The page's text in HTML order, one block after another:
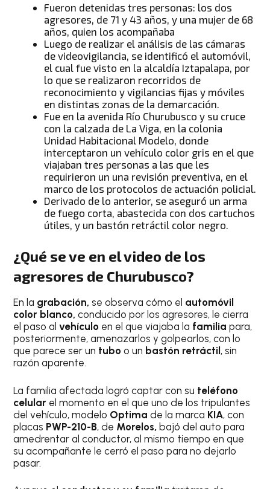
Fueron detenidas tres personas: los dos
agresores, de 71 y 43 años, y una mujer de 68
años, quien los acompañaba
Luego de realizar el análisis de las cámaras
de videovigilancia, se identificó el automóvil,
el cual fue visto en la alcaldía Iztapalapa, por
lo que se realizaron recorridos de
reconocimiento y vigilancias fijas y móviles
en distintas zonas de la demarcación.
Fue en la avenida Río Churubusco y su cruce
con la calzada de La Viga, en la colonia
Unidad Habitacional Modelo, donde
interceptaron un vehículo color gris en el que
viajaban tres personas a las que les
requirieron un una revisión preventiva, en el
marco de los protocolos de actuación policial.
Derivado de lo anterior, se aseguró un arma
de fuego corta, abastecida con dos cartuchos
útiles, y un bastón retráctil color negro.
¿Qué se ve en el video de los
agresores de Churubusco?
En la grabación,se observa cómo el automóvil
color blanco,conducido por los agresores, le cierra
el paso alvehículo en el que viajaba la familiapara,
posteriormente, amenazarlos y golpearlos, con lo
que parece ser un tubo o un bastón retráctil , sin
razón aparente.
La familia afectada logró captar con su teléfono
celular el momento en el que uno de los tripulantes
del vehículo, modelo Optima de la marca KIA, con
placas PWP-210-B, de Morelos, bajó del auto para
amedrentar al conductor, al mismo tiempo en que
su acompañante le cerró el paso para no dejarlo
pasar.